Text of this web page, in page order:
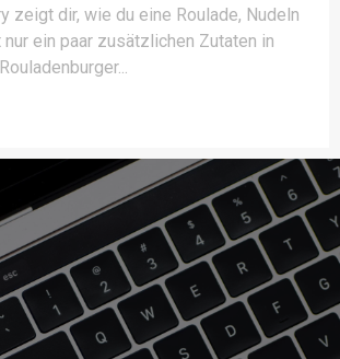
zeigt dir, wie du eine Roulade, Nudeln
ein paar zusätzlichen Zutaten in